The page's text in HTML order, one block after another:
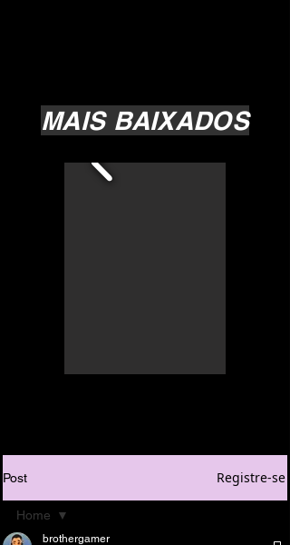
MAIS BAIXADOS
Post Registre-se
Home
brothergamer